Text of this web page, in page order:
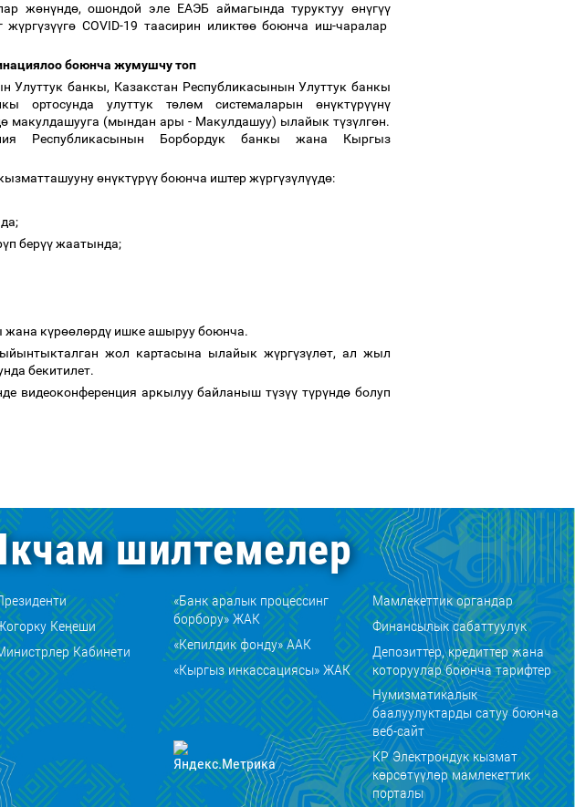
жөнүндө, ошондой эле ЕАЭБ аймагында туруктуу өнүгүү
жүргүзүүгө COVID-19 таасирин иликтөөбоюнча иш-чаралар
боюнча жумушчу топ
банкы, Казакстан Республикасынын Улуттук банкы
ортосунда улуттук төлөм системаларын өнүктүрүүнү
ө макулдашууга (мындан ары - Макулдашуу) ылайык түзүлгөн.
Республикасынын Борбордук банкы жана Кыргыз
өнүктүрүүбоюнча иштер жүргүзүлүүдө:
үп берүүжаатында;
жана күрөөлөрдүишке ашыруу боюнча.
жол картасына ылайык жүргүзүлөт, ал жыл
бекитилет.
видеоконференция аркылуу байланыш түзүү түрүндө болуп
шилтемелер
Кеңеши
Кабинети
«Банк аралык процессинг
борбору» ЖАК
«Кепилдик фонду» ААК
«Кыргыз инкассациясы» ЖАК
Мамлекеттик органдар
Финансылык сабаттуулук
Депозиттер, кредиттер жана
которуулар боюнча тарифтер
Нумизматикалык
баалуулуктарды сатуу боюнча
веб-сайт
КР Электрондук кызмат
көрсөтүүлөр мамлекеттик
порталы